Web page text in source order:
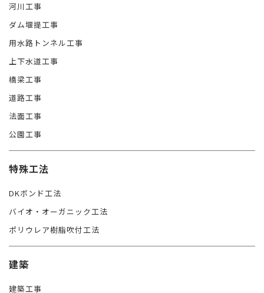
河川工事
ダム堰提工事
用水路トンネル工事
上下水道工事
橋梁工事
道路工事
法面工事
公園工事
特殊工法
DKボンド工法
バイオ・オーガニック工法
ポリウレア樹脂吹付工法
建築
建築工事